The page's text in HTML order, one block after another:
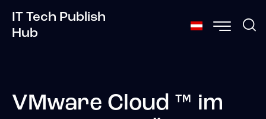
IT Tech Publish
Hub
VMware Cloud ™ im